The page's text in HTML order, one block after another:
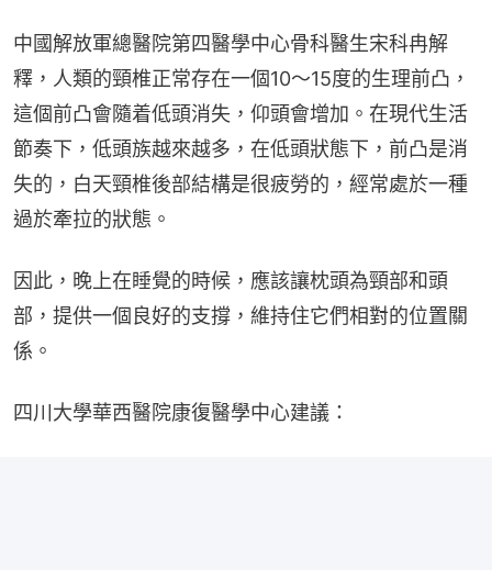
中國解放軍總醫院第四醫學中心骨科醫生宋科冉解
釋，人類的頸椎正常存在一個10～15度的生理前凸，
這個前凸會隨着低頭消失，仰頭會增加。在現代生活
節奏下，低頭族越來越多，在低頭狀態下，前凸是消
失的，白天頸椎後部結構是很疲勞的，經常處於一種
過於牽拉的狀態。
因此，晚上在睡覺的時候，應該讓枕頭為頸部和頭
部，提供一個良好的支撐，維持住它們相對的位置關
係。
四川大學華西醫院康復醫學中心建議：